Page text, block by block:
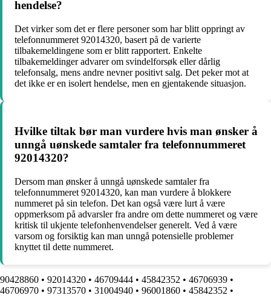
hendelse?
Det virker som det er flere personer som har blitt oppringt av
telefonnummeret 92014320, basert på de varierte
tilbakemeldingene som er blitt rapportert. Enkelte
tilbakemeldinger advarer om svindelforsøk eller dårlig
telefonsalg, mens andre nevner positivt salg. Det peker mot at
det ikke er en isolert hendelse, men en gjentakende situasjon.
Hvilke tiltak bør man vurdere hvis man ønsker å
unngå uønskede samtaler fra telefonnummeret
92014320?
Dersom man ønsker å unngå uønskede samtaler fra
telefonnummeret 92014320, kan man vurdere å blokkere
nummeret på sin telefon. Det kan også være lurt å være
oppmerksom på advarsler fra andre om dette nummeret og være
kritisk til ukjente telefonhenvendelser generelt. Ved å være
varsom og forsiktig kan man unngå potensielle problemer
knyttet til dette nummeret.
90428860 • 92014320 • 46709444 • 45842352 • 46706939 •
46706970 • 97313570 • 31004940 • 96001860 • 45842352 •